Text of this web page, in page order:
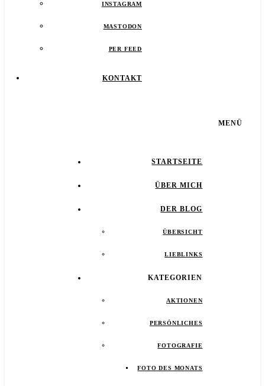
INSTAGRAM
MASTODON
PER FEED
KONTAKT
MENÜ
STARTSEITE
ÜBER MICH
DER BLOG
ÜBERSICHT
LIEBLINKS
KATEGORIEN
AKTIONEN
PERSÖNLICHES
FOTOGRAFIE
FOTO DES MONATS